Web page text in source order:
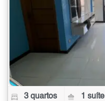
3 quartos 1 suíte